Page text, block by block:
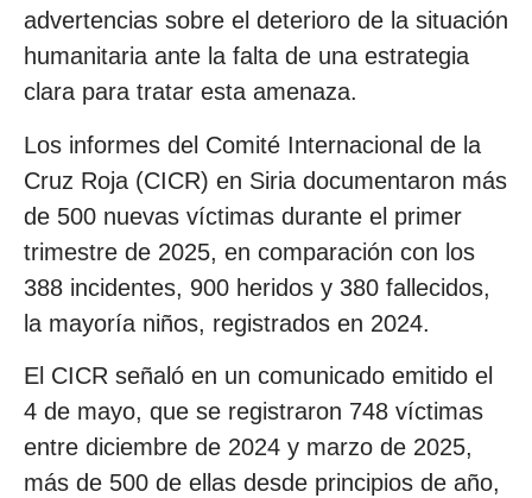
advertencias sobre el deterioro de la situación
humanitaria ante la falta de una estrategia
clara para tratar esta amenaza.
Los informes del Comité Internacional de la
Cruz Roja (CICR) en Siria documentaron más
de 500 nuevas víctimas durante el primer
trimestre de 2025, en comparación con los
388 incidentes, 900 heridos y 380 fallecidos,
la mayoría niños, registrados en 2024.
El CICR señaló en un comunicado emitido el
4 de mayo, que se registraron 748 víctimas
entre diciembre de 2024 y marzo de 2025,
más de 500 de ellas desde principios de año,